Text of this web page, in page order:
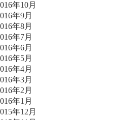
年10月
年9月
年8月
年7月
年6月
年5月
年4月
年3月
年2月
年1月
年12月